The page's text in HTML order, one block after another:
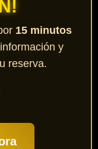
15 minutos
y
reserva.